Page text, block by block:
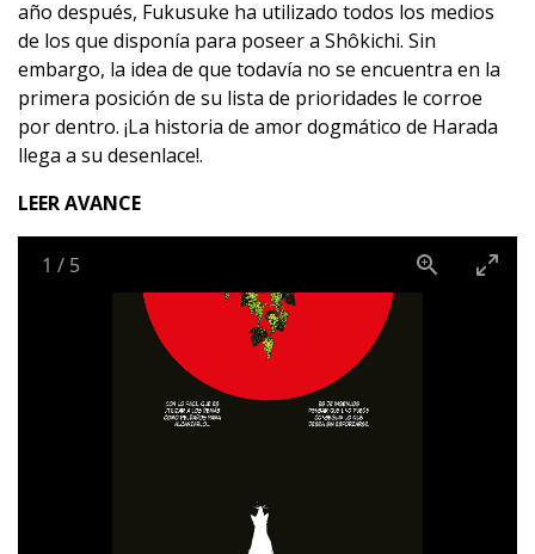
año después, Fukusuke ha utilizado todos los medios
de los que disponía para poseer a Shôkichi. Sin
embargo, la idea de que todavía no se encuentra en la
primera posición de su lista de prioridades le corroe
por dentro. ¡La historia de amor dogmático de Harada
llega a su desenlace!.
LEER AVANCE
1 / 5